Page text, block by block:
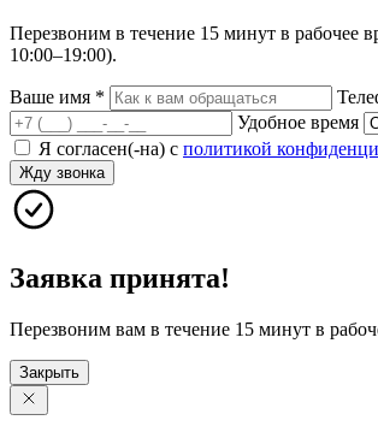
Перезвоним в течение 15 минут в рабочее
10:00–19:00).
Ваше имя *
Удобное время
Я согласен(-на) с политикой
Жду звонка
Заявка принята!
Перезвоним вам в течение 15 минут в
Закрыть